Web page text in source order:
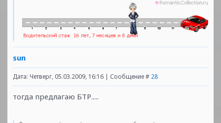
sun
Дата: Четверг, 05.03.2009, 16:16 | Сообщение # 28
тогда предлагаю БТР.....